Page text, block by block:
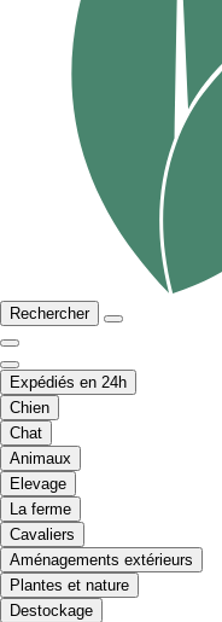
Rechercher
Expédiés en 24h
Chien
Chat
Animaux
Elevage
La ferme
Cavaliers
Aménagements extérieurs
Plantes et nature
Destockage